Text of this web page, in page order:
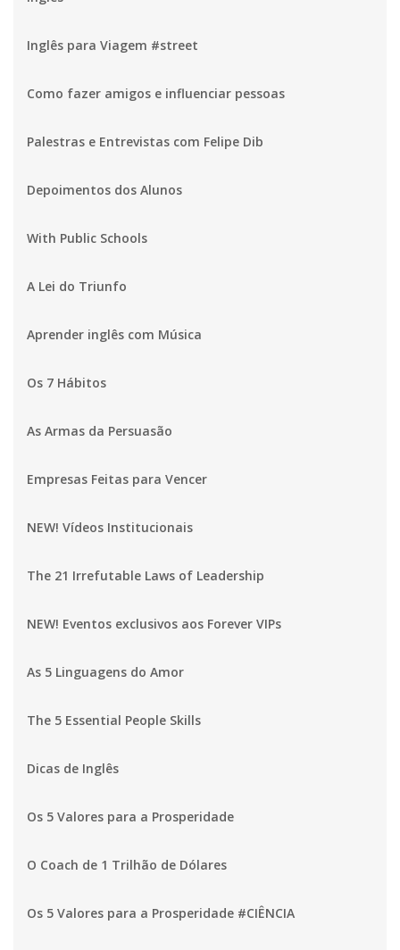
Inglês para Viagem #street
Como fazer amigos e influenciar pessoas
Palestras e Entrevistas com Felipe Dib
Depoimentos dos Alunos
With Public Schools
A Lei do Triunfo
Aprender inglês com Música
Os 7 Hábitos
As Armas da Persuasão
Empresas Feitas para Vencer
NEW! Vídeos Institucionais
The 21 Irrefutable Laws of Leadership
NEW! Eventos exclusivos aos Forever VIPs
As 5 Linguagens do Amor
The 5 Essential People Skills
Dicas de Inglês
Os 5 Valores para a Prosperidade
O Coach de 1 Trilhão de Dólares
Os 5 Valores para a Prosperidade #CIÊNCIA